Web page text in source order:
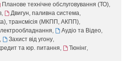
Планове технічне обслуговування (ТО),
, Двигун, паливна система,
трансмісія (МКПП, АКПП),
, Аудіо та Відео,
, Захист від угону,
та юр. питання, Тюнінг,